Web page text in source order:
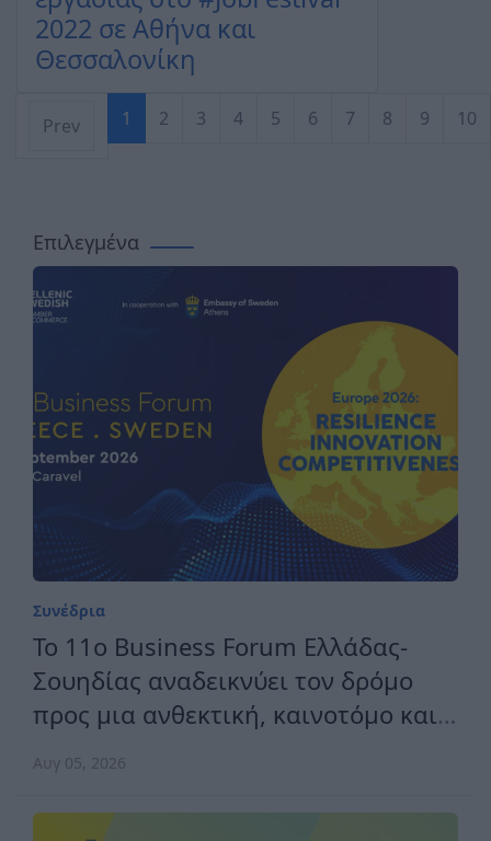
2022 σε Αθήνα και
Θεσσαλονίκη
Σελίδα 1 από 20
Prev 1 2 3 4 5 6 7 8 9 10
Επιλεγμένα
Συνέδρια
Το 11ο Business Forum Ελλάδας-
Σουηδίας αναδεικνύει τον δρόμο
προς μια ανθεκτική, καινοτόμο και
Αυγ 05, 2026